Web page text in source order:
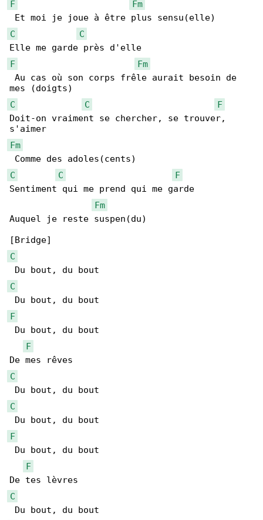
F
Fm
C
C
F
Fm
Au cas où son corps frêle aurait besoin de
C
C
F
Doit-on vraiment se chercher, se trouver,
Fm
C
C
F
Sentiment qui me prend qui me garde
Fm
Auquel je reste suspen(du)
C
C
F
Du bout, du bout
F
C
C
F
Du bout, du bout
F
C